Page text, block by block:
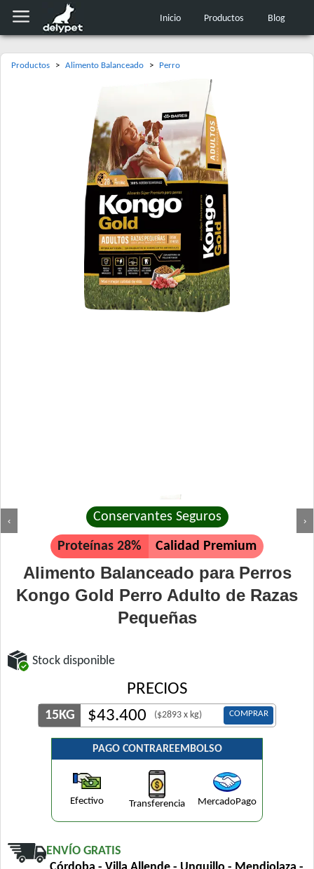
Inicio Productos Blog
Productos > Alimento Balanceado > Perro
‹ ›
Conservantes Seguros
Proteínas 28% Calidad Premium
Alimento Balanceado para Perros
Kongo Gold Perro Adulto de Razas
Pequeñas
Stock disponible
PRECIOS
15KG $43.400 ($2893 x kg) COMPRAR
PAGO CONTRAREEMBOLSO
Efectivo Transferencia MercadoPago
ENVÍO GRATIS